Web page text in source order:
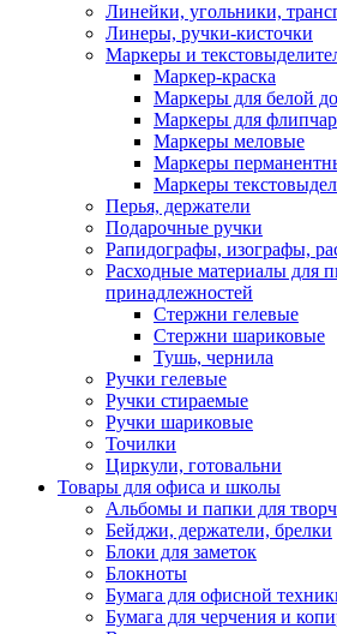
Линейки, угольники,
Линеры, ручки-кисточки
Маркеры и
Маркер-краска
Маркеры для белой
Маркеры для
Маркеры меловые
Маркеры
Маркеры
Перья, держатели
Подарочные ручки
Рапидографы, изографы,
Расходные материалы для
принадлежностей
Стержни гелевые
Стержни шариковые
Тушь, чернила
Ручки гелевые
Ручки стираемые
Ручки шариковые
Точилки
Циркули, готовальни
Товары для офиса и школы
Альбомы и папки для
Бейджи, держатели, брелки
Блоки для заметок
Блокноты
Бумага для офисной
Бумага для черчения и